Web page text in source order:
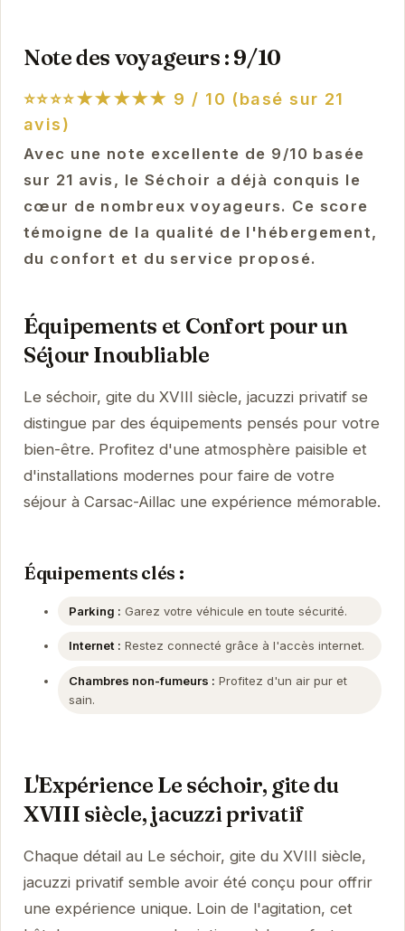
Note des voyageurs : 9/10
⭐⭐⭐⭐★★★★★ 9 / 10 (basé sur 21
avis)
Avec une note excellente de 9/10 basée
sur 21 avis, le Séchoir a déjà conquis le
cœur de nombreux voyageurs. Ce score
témoigne de la qualité de l'hébergement,
du confort et du service proposé.
Équipements et Confort pour un
Séjour Inoubliable
Le séchoir, gite du XVIII siècle, jacuzzi privatif se
distingue par des équipements pensés pour votre
bien-être. Profitez d'une atmosphère paisible et
d'installations modernes pour faire de votre
séjour à Carsac-Aillac une expérience mémorable.
Équipements clés :
Parking : Garez votre véhicule en toute sécurité.
Internet : Restez connecté grâce à l'accès internet.
Chambres non-fumeurs : Profitez d'un air pur et
sain.
L'Expérience Le séchoir, gite du
XVIII siècle, jacuzzi privatif
Chaque détail au Le séchoir, gite du XVIII siècle,
jacuzzi privatif semble avoir été conçu pour offrir
une expérience unique. Loin de l'agitation, cet